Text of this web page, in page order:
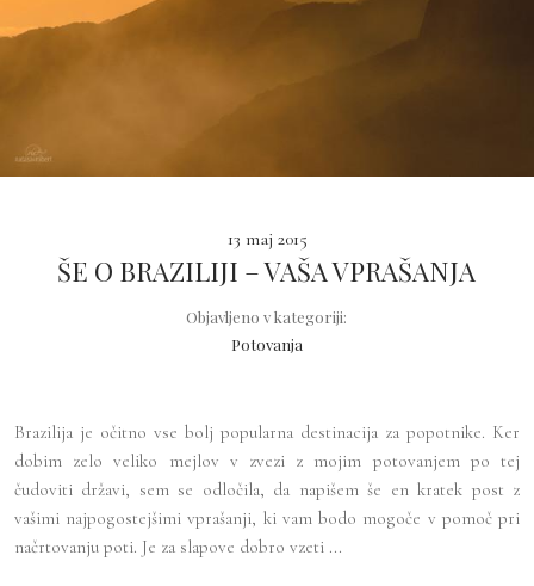
13 maj 2015
ŠE O BRAZILIJI – VAŠA VPRAŠANJA
Objavljeno v kategoriji:
Potovanja
Brazilija je očitno vse bolj popularna destinacija za popotnike. Ker
dobim zelo veliko mejlov v zvezi z mojim potovanjem po tej
čudoviti državi, sem se odločila, da napišem še en kratek post z
vašimi najpogostejšimi vprašanji, ki vam bodo mogoče v pomoč pri
načrtovanju poti. Je za slapove dobro vzeti ...